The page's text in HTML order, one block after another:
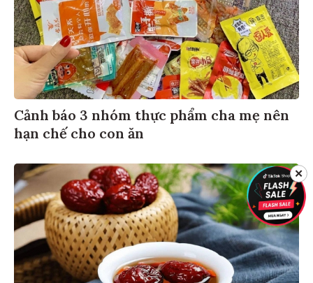
Cảnh báo 3 nhóm thực phẩm cha mẹ nên
hạn chế cho con ăn
✕